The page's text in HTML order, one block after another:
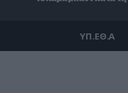
ΥΠ.ΕΘ.Α